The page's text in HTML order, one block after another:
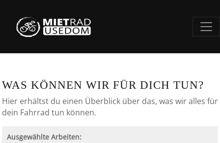
WAS KÖNNEN WIR FÜR DICH TUN?
Hier erhältst du einen Überblick über das, was wir alles für
dein Fahrrad tun können.
Ausgewählte Arbeiten: